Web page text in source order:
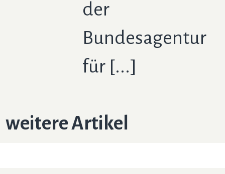
der
Bundesagentur
für [...]
weitere Artikel